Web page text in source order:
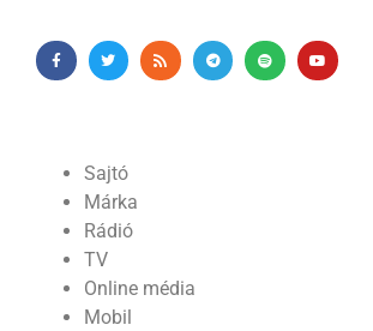
Sajtó
Márka
Rádió
TV
Online média
Mobil